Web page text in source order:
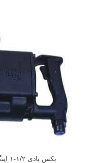
بکس بادی ۱/۲-۱ اینگرسولرند IR2950B1